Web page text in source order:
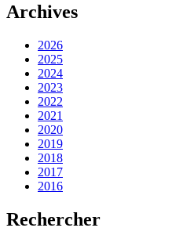
Archives
2026
2025
2024
2023
2022
2021
2020
2019
2018
2017
2016
Rechercher